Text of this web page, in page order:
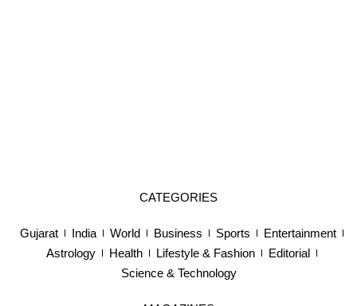
CATEGORIES
Gujarat India World Business Sports
Entertainment
Astrology
Health Lifestyle & Fashion
Editorial
Science & Technology